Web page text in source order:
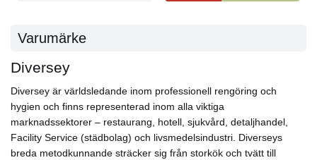
Varumärke
Diversey
Diversey är världsledande inom professionell rengöring och
hygien och finns representerad inom alla viktiga
marknadssektorer – restaurang, hotell, sjukvård, detaljhandel,
Facility Service (städbolag) och livsmedelsindustri. Diverseys
breda metodkunnande sträcker sig från storkök och tvätt till